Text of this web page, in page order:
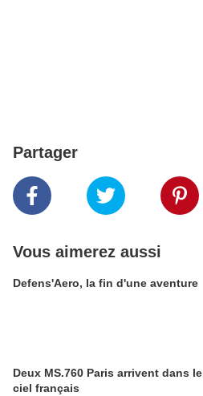
Partager
Vous aimerez aussi
Defens'Aero, la fin d'une aventure
Deux MS.760 Paris arrivent dans le
ciel français